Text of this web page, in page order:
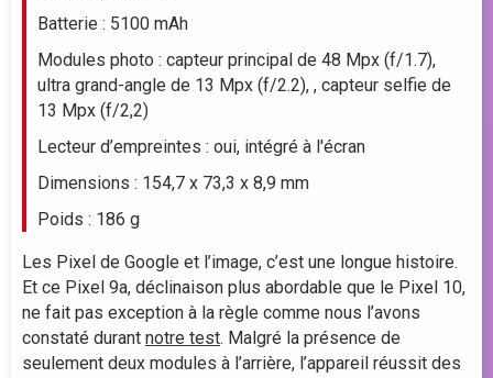
juil.
350
Batterie : 5100 mAh
Modules photo : capteur principal de 48 Mpx (f/1.7),
ultra grand-angle de 13 Mpx (f/2.2), , capteur selfie de
13 Mpx (f/2,2)
Lecteur d’empreintes : oui, intégré à l'écran
Dimensions : 154,7 x 73,3 x 8,9 mm
Poids : 186 g
Les Pixel de Google et l’image, c’est une longue histoire.
Et ce Pixel 9a, déclinaison plus abordable que le Pixel 10,
ne fait pas exception à la règle comme nous l’avons
constaté durant notre test. Malgré la présence de
seulement deux modules à l’arrière, l’appareil réussit des